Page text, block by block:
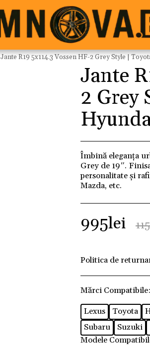
Jante R19 5x114.3 Vossen HF-2 Grey Style |
Jante
2 Grey
Îmbină eleganța
Grey de 19″.
personalitate și
Mazda, etc.
995lei
Politica de
Mărci Compatibile:
Lexus
Toyota
Subaru
Suzuki
Modele